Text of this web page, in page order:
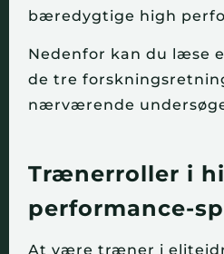
bæredygtige high
Nedenfor kan du læse
de tre
nærværende
Trænerroller i
performance-
At være træner i